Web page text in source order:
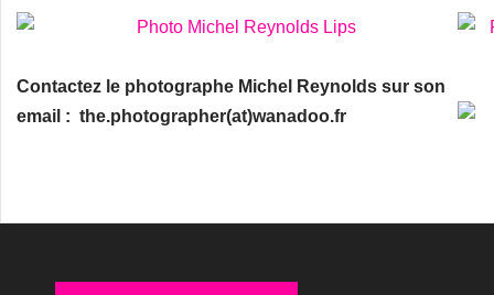
Contactez le photographe Michel Reynolds sur son
email : the.photographer(at)wanadoo.fr